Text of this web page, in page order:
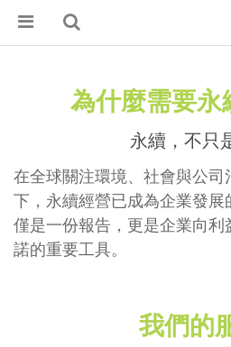
為什麼需要永
永續，不只
在全球關注環境、社會與公司
下，永續經營已成為企業發
僅是一份報告，更是企業向
諾的重要工具。
我們的